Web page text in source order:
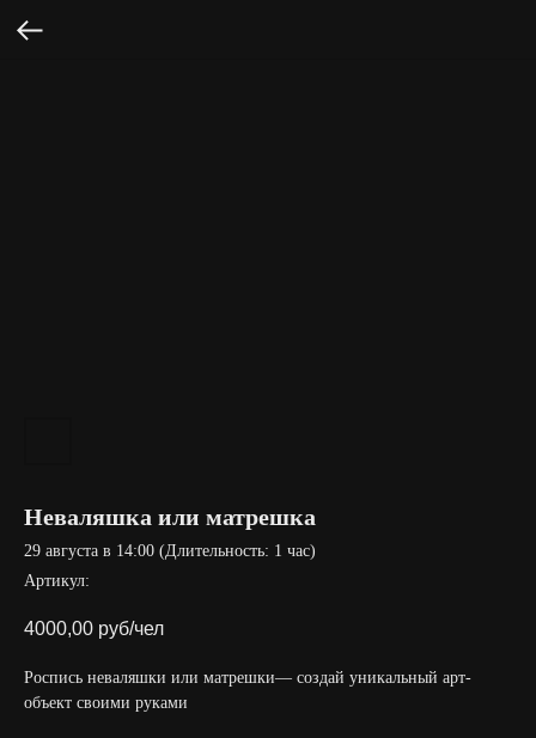
Неваляшка или матрешка
29 августа в 14:00 (Длительность: 1 час)
Артикул:
4000,00 руб/чел
Роспись неваляшки или матрешки— создай уникальный арт-
объект своими руками